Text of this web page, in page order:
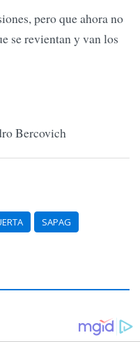
pero que ahora no
se revientan y van los
Bercovich
SAPAG